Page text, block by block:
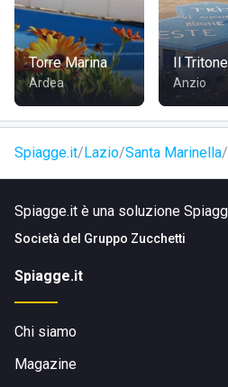
Torre Marina
Ardea
Il
Anzio
Spiagge.it Lazio Santa Marinella
Spiagge.it è una soluzione
Società del Gruppo Zucchetti
Spiagge.it
Chi siamo
Magazine